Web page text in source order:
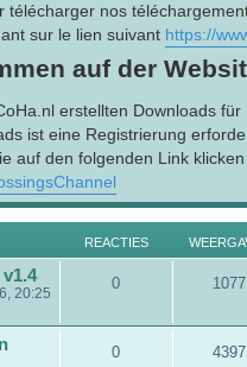
nos
sur le lien suivant https://
auf der
erstellten Downloads
ist eine Registrierung
auf den folgenden Link klicken
REACTIES
20:25
0 1077
0 4397